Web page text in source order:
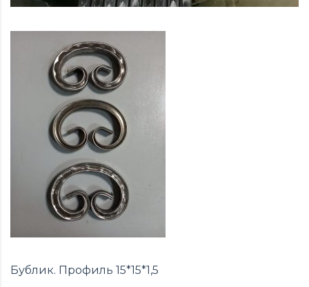
Бублик. Профиль 15*15*1,5